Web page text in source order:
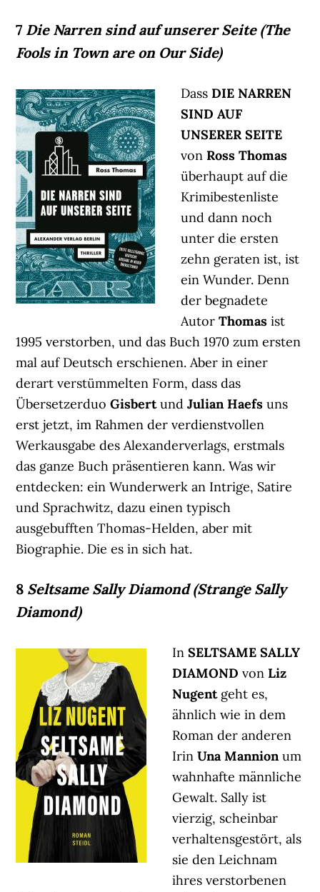
7 Die Narren sind auf unserer Seite (The
Fools in Town are on Our Side)
DassDIE NARREN
SIND AUF
UNSERER SEITE
vonRoss Thomas
überhaupt auf die
Krimibestenliste
und dann noch
unter die ersten
zehn geraten ist, ist
ein Wunder. Denn
der begnadete
AutorThomas ist
1995 verstorben, und das Buch 1970 zum ersten
mal auf Deutsch erschienen. Aber in einer
derart verstümmelten Form, dass das
ÜbersetzerduoGisbertundJulian Haefs uns
erst jetzt, im Rahmen der verdienstvollen
Werkausgabe des Alexanderverlags, erstmals
das ganze Buch präsentieren kann. Was wir
entdecken: ein Wunderwerk an Intrige, Satire
und Sprachwitz, dazu einen typisch
ausgebufften Thomas-Helden, aber mit
Biographie. Die es in sich hat.
8 Seltsame Sally Diamond (Strange Sally
Diamond)
InSELTSAME SALLY
DIAMONDvonLiz
Nugentgeht es,
ähnlich wie in dem
Roman der anderen
IrinUna Mannionum
wahnhafte männliche
Gewalt. Sally ist
vierzig, scheinbar
verhaltensgestört, als
sie den Leichnam
ihres verstorbenen